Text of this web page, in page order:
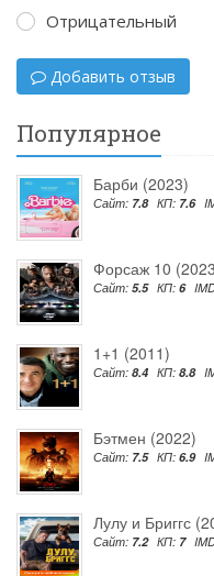
Отрицательный
Добавить отзыв
Популярное
Барби (2023)
Сайт: 7.8 КП: 7.6
Форсаж 10
Сайт: 5.5 КП: 6
1+1 (2011)
Сайт: 8.4 КП: 8.8
Бэтмен (2022)
Сайт: 7.5 КП: 6.9
Лулу и Бриггс
Сайт: 7.2 КП: 7